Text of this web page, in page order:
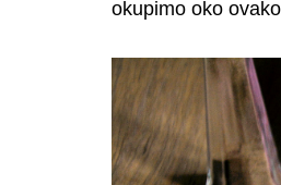
e
b
o
o
k
e
st
okupimo oko